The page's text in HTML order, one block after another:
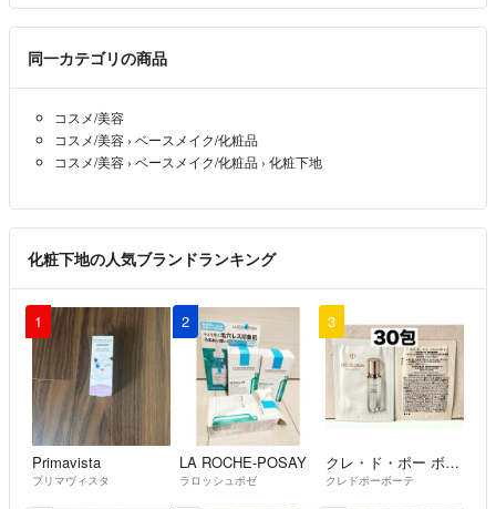
同一カテゴリの商品
コスメ/美容
コスメ/美容 › ベースメイク/化粧品
コスメ/美容 › ベースメイク/化粧品 › 化粧下地
化粧下地の人気ブランドランキング
1
Primavista
プリマヴィスタ
2
LA ROCHE-POSAY
ラロッシュポゼ
3
クレ・ド・ポー ボーテ
クレドポーボーテ